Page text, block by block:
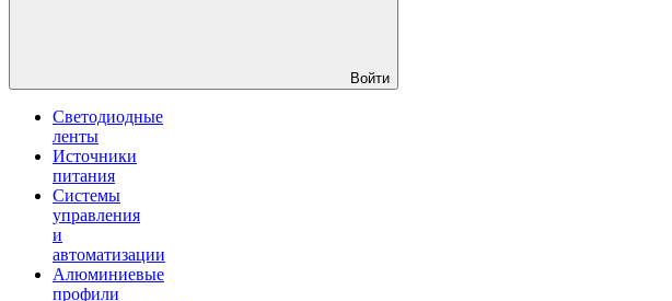
Войти
Светодиодные
ленты
Источники
питания
Системы
управления
и
автоматизации
Алюминиевые
профили